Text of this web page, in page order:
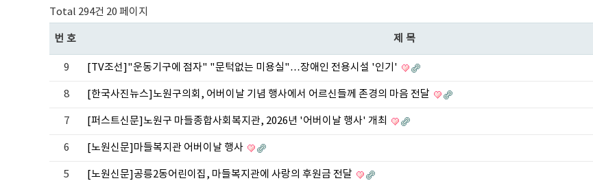
Total 294건 20 페이지
번호 제목
9 [TV조선]"운동기구에 점자" "문턱없는 미용실"…장애인 전용시설 '인기'
8 [한국사진뉴스]노원구의회, 어버이날 기념 행사에서 어르신들께 존경의 마음 전달
7 [퍼스트신문]노원구 마들종합사회복지관, 2026년 '어버이날 행사' 개최
6 [노원신문]마들복지관 어버이날 행사
5 [노원신문]공릉2동어린이집, 마들복지관에 사랑의 후원금 전달